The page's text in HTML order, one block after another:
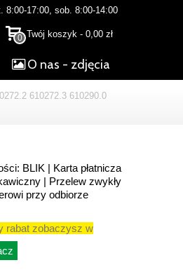
8:00-17:00, sob. 8:00-14:00
0 Twój koszyk - 0,00 zł
O nas - zdjęcia
610272.3 610290.0
BLIK | Karta płatnicza
| Przelew zwykły
przy odbiorze
rabat zobaczysz w